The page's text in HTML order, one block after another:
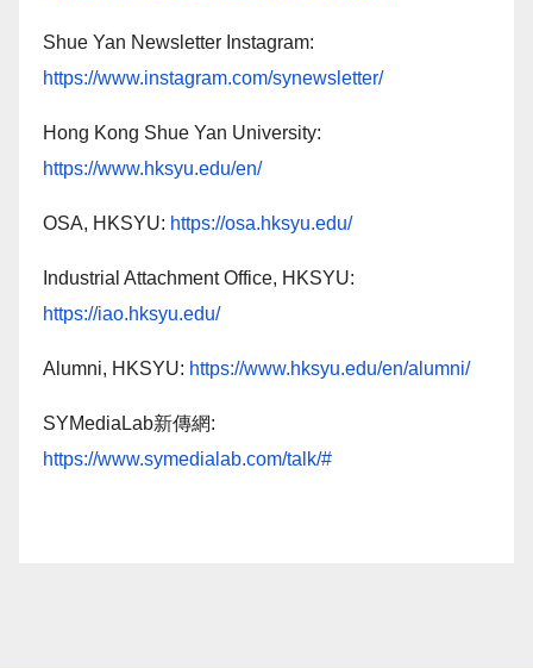
Shue Yan Newsletter Instagram:
https://www.instagram.com/synewsletter/
Hong Kong Shue Yan University:
https://www.hksyu.edu/en/
OSA, HKSYU: https://osa.hksyu.edu/
Industrial Attachment Office, HKSYU:
https://iao.hksyu.edu/
Alumni, HKSYU: https://www.hksyu.edu/en/alumni/
SYMediaLab新傳網:
https://www.symedialab.com/talk/#